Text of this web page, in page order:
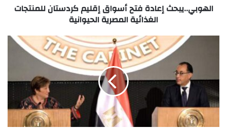
الهوبي..يبحث إعادة فتح أسواق إقليم كردستان للمنتجات
الغذائية المصرية الحيوانية